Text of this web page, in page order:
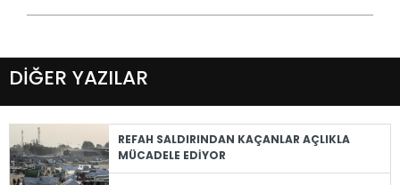
DİĞER YAZILAR
REFAH SALDIRINDAN KAÇANLAR AÇLIKLA
MÜCADELE EDİYOR